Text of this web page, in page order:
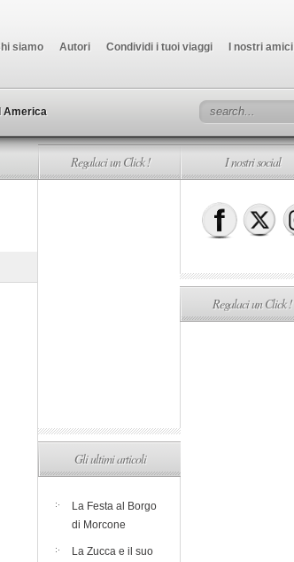
siamo Autori Condividi i tuoi viaggi I nostri amici
America
Regalaci un Click !
Gli ultimi articoli
La Festa al Borgo
di Morcone
La Zucca e il suo
I nostri social
Regalaci un Click !